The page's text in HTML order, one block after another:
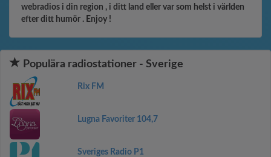
webradios i din region , i ditt land eller var som helst i världen
efter ditt humör . Enjoy !
Populära radiostationer - Sverige
Rix FM
Lugna Favoriter 104,7
Sveriges Radio P1